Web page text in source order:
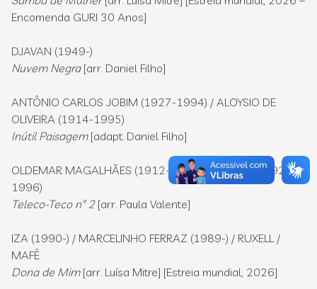
Encomenda GURI 30 Anos]
DJAVAN (1949-)
Nuvem Negra [arr. Daniel Filho]
ANTÔNIO CARLOS JOBIM (1927-1994) / ALOYSIO DE
OLIVEIRA (1914-1995)
Inútil Paisagem [adapt. Daniel Filho]
OLDEMAR MAGALHÃES (1912-1990) /NELSINHO (1927-
1996)
Teleco-Teco nº 2 [arr. Paula Valente]
IZA (1990-) / MARCELINHO FERRAZ (1989-) / RUXELL /
MAFÊ
Dona de Mim [arr. Luísa Mitre] [Estreia mundial, 2026]